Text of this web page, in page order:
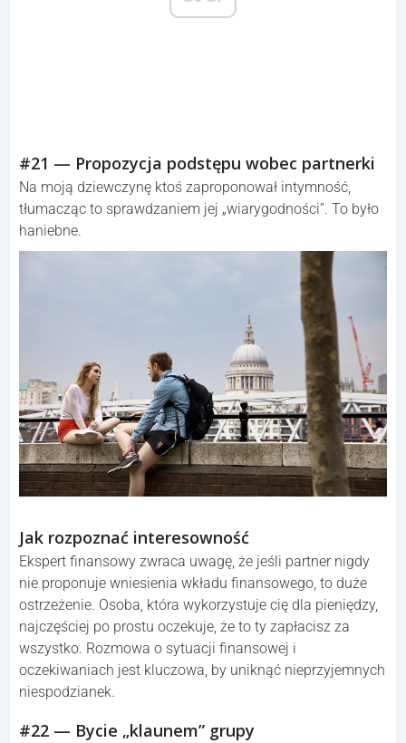
#21 — Propozycja podstępu wobec partnerki
Na moją dziewczynę ktoś zaproponował intymność,
tłumacząc to sprawdzaniem jej „wiarygodności”. To było
haniebne.
Jak rozpoznać interesowność
Ekspert finansowy zwraca uwagę, że jeśli partner nigdy
nie proponuje wniesienia wkładu finansowego, to duże
ostrzeżenie. Osoba, która wykorzystuje cię dla pieniędzy,
najczęściej po prostu oczekuje, że to ty zapłacisz za
wszystko. Rozmowa o sytuacji finansowej i
oczekiwaniach jest kluczowa, by uniknąć nieprzyjemnych
niespodzianek.
#22 — Bycie „klaunem” grupy